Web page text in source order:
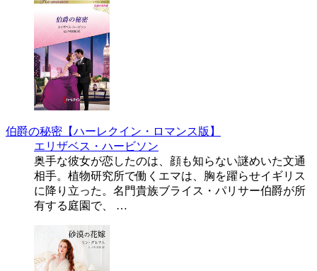
伯爵の秘密【ハーレクイン・ロマンス版】
エリザベス・ハービソン
奥手な彼女が恋したのは、顔も知らない謎めいた文通
相手。植物研究所で働くエマは、胸を躍らせイギリス
に降り立った。名門貴族ブライス・パリサー伯爵が所
有する庭園で、 …